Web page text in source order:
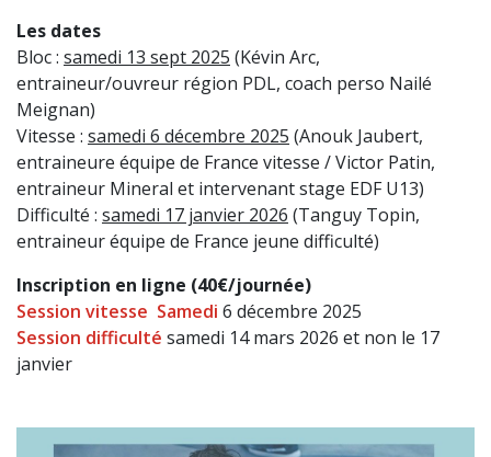
Les dates
Bloc : samedi 13 sept 2025 (Kévin Arc,
entraineur/ouvreur région PDL, coach perso Nailé
Meignan)
Vitesse : samedi 6 décembre 2025 (Anouk Jaubert,
entraineure équipe de France vitesse / Victor Patin,
entraineur Mineral et intervenant stage EDF U13)
Difficulté : samedi 17 janvier 2026 (Tanguy Topin,
entraineur équipe de France jeune difficulté)
Inscription en ligne (40€/journée)
Session vitesse Samedi 6 décembre 2025
Session difficulté samedi 14 mars 2026 et non le 17
janvier